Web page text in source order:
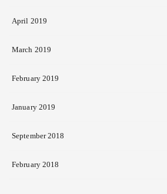
April 2019
March 2019
February 2019
January 2019
September 2018
February 2018